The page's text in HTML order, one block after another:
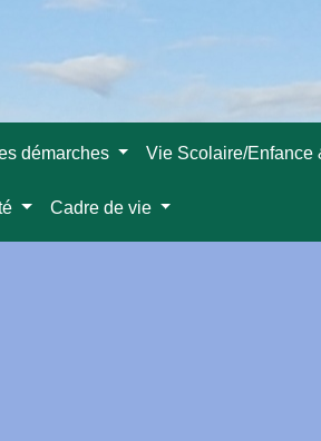
démarches Vie Scolaire/
Cadre de vie